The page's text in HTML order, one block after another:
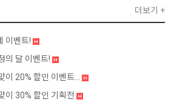
이벤트!
의 달 이벤트!
이 20% 할인 이벤트...
이 30% 할인 기획전
더보기 +